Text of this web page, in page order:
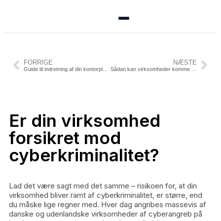
🏠 Se alle annoncer
🔑 Log ind
Opret konto gratis
FORRIGE NÆSTE
Er din virksomhed
forsikret mod
cyberkriminalitet?
Lad det være sagt med det samme – risikoen for, at din
virksomhed bliver ramt af cyberkriminalitet, er større, end
du måske lige regner med. Hver dag angribes massevis af
danske og udenlandske virksomheder af cyberangreb på